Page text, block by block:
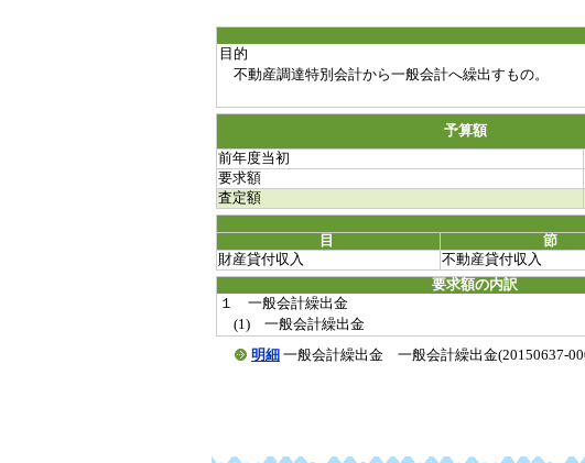
目的
不動産調達特別会計から一般会計へ繰出すもの。
予算額
前年度当初
要求額
査定額
目
節
財産貸付収入
不動産貸付収入
要求額の内訳
１ 一般会計繰出金
(1) 一般会計繰出金
明細 一般会計繰出金 一般会計繰出金(20150637-